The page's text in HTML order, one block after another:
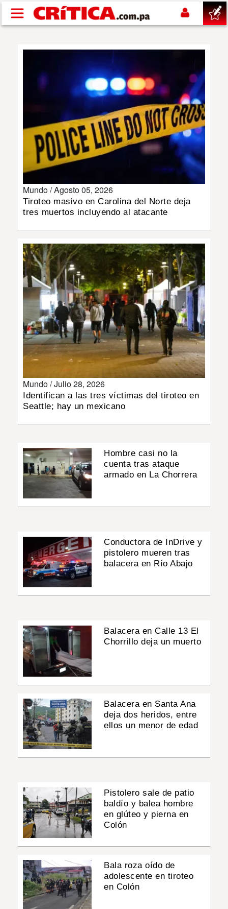
Pasar al contenido principal
POLÍTICA
DEPORTES
INSÓLITAS
MULTIMEDIA
Mundo /Agosto 05, 2026
Tiroteo masivo en Carolina del Norte deja
tres muertos incluyendo al atacante
Mundo /Julio 28, 2026
Identifican a las tres víctimas del tiroteo en
Seattle; hay un mexicano
Hombre casi no la
cuenta tras ataque
armado en La Chorrera
Conductora de InDrive y
pistolero mueren tras
balacera en Río Abajo
Balacera en Calle 13 El
Chorrillo deja un muerto
Balacera en Santa Ana
deja dos heridos, entre
ellos un menor de edad
Pistolero sale de patio
baldío y balea hombre
en glúteo y pierna en
Colón
Bala roza oído de
adolescente en tiroteo
en Colón